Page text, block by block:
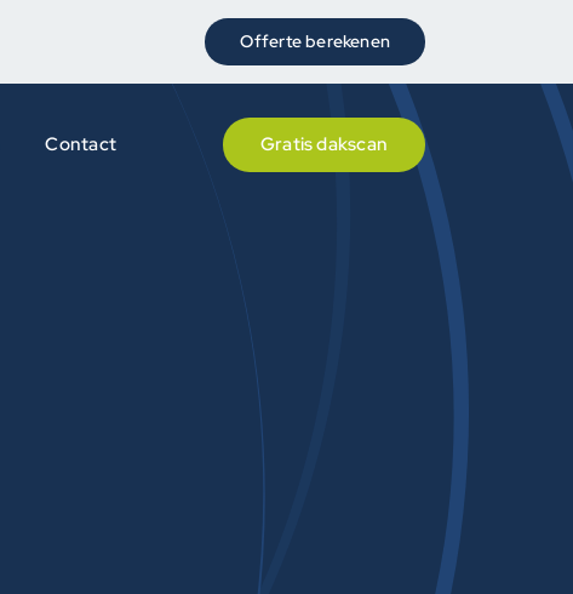
Offerte berekenen
Contact Gratis dakscan